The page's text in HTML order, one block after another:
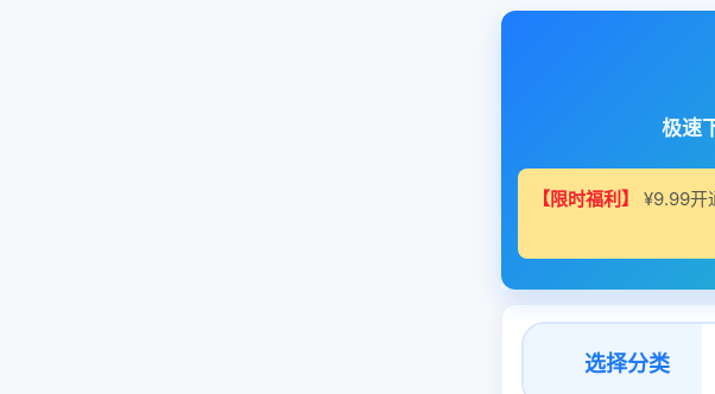
极速
【限时福利】 ¥9.99开
选择分类